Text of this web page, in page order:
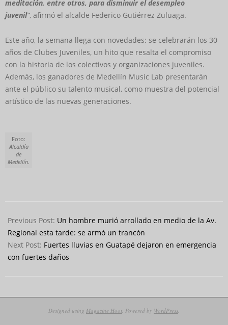
meditación, entre otros, para disminuir el desempleo
juvenil”, afirmó el alcalde Federico Gutiérrez Zuluaga.
Este año, la semana llega con novedades: se celebrarán los 30
años de Clubes Juveniles, un hito que resalta el compromiso
con la historia de los colectivos y organizaciones juveniles.
Además, los ganadores de Medellín Music Lab presentarán
ante el público su talento musical, como muestra del potencial
artístico de las nuevas generaciones.
Foto:
Alcaldía
de
Medellín.
08-
12
Previous Post: Un hombre murió arrollado en medio de la Av.
Regional esta tarde: se armó un trancón
Next Post: Fuertes lluvias en Guatapé dejaron en emergencia
con fuertes daños
Designed using Magazine Hoot . Powered by WordPress